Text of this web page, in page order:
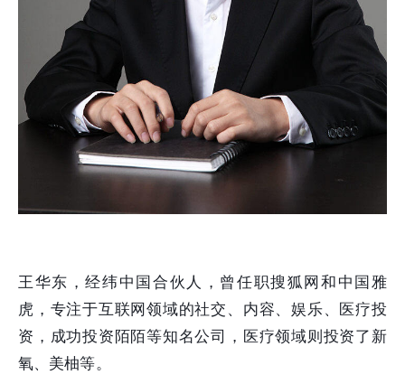
王华东，经纬中国合伙人，曾任职搜狐网和中国雅
虎，专注于互联网领域的社交、内容、娱乐、医疗投
资，成功投资陌陌等知名公司，医疗领域则投资了新
氧、美柚等。